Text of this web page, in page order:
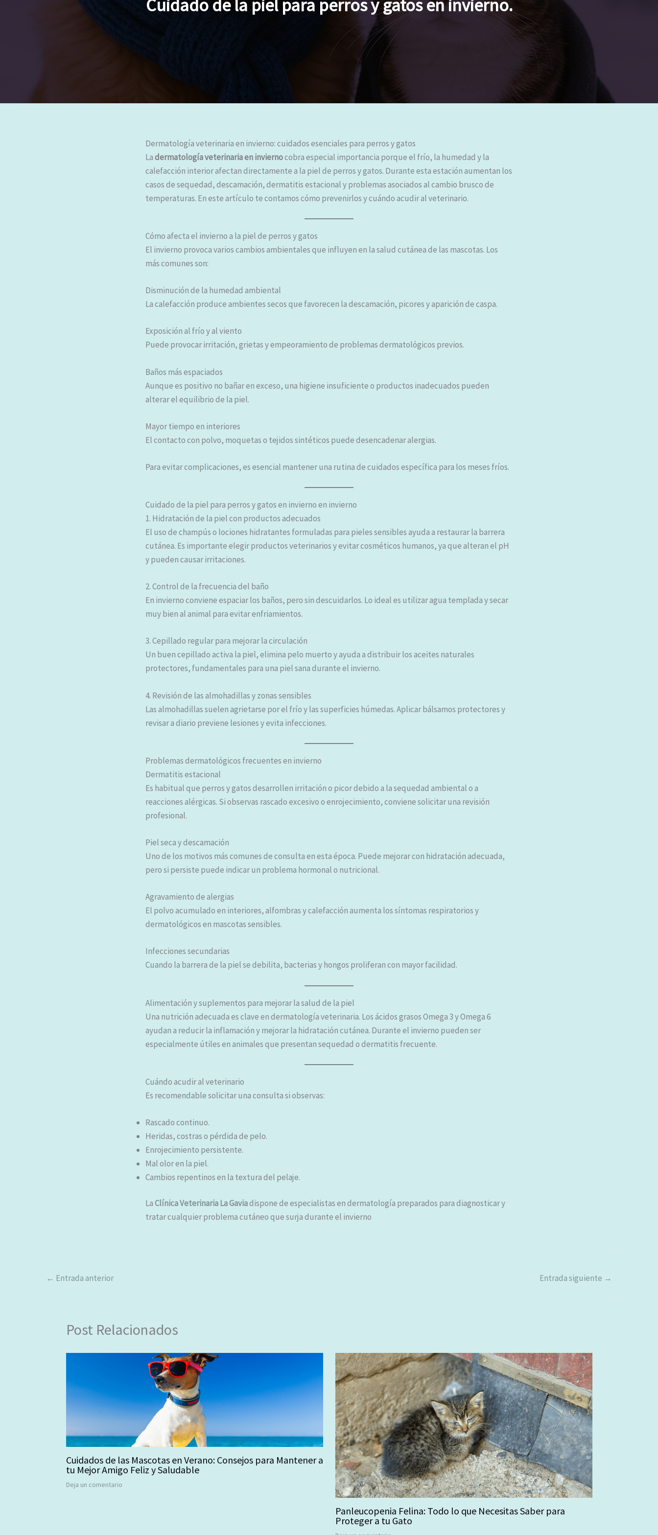
Cuidado de la piel para perros y gatos en invierno.
Dermatología veterinaria en invierno: cuidados esenciales para perros y gatos
Ladermatología veterinaria en inviernocobra especial importancia porque el frío, la humedad y la
calefacción interior afectan directamente a la piel de perros y gatos. Durante esta estación aumentan los
casos de sequedad, descamación, dermatitis estacional y problemas asociados al cambio brusco de
temperaturas. En este artículo te contamos cómo prevenirlos y cuándo acudir al veterinario.
Cómo afecta el invierno a la piel de perros y gatos
El invierno provoca varios cambios ambientales que influyen en la salud cutánea de las mascotas. Los
más comunes son:
Disminución de la humedad ambiental
La calefacción produce ambientes secos que favorecen la descamación, picores y aparición de caspa.
Exposición al frío y al viento
Puede provocar irritación, grietas y empeoramiento de problemas dermatológicos previos.
Baños más espaciados
Aunque es positivo no bañar en exceso, una higiene insuficiente o productos inadecuados pueden
alterar el equilibrio de la piel.
Mayor tiempo en interiores
El contacto con polvo, moquetas o tejidos sintéticos puede desencadenar alergias.
Para evitar complicaciones, es esencial mantener una rutina de cuidados específica para los meses fríos.
Cuidado de la piel para perros y gatos en invierno en invierno
1. Hidratación de la piel con productos adecuados
El uso de champús o lociones hidratantes formuladas para pieles sensibles ayuda a restaurar la barrera
cutánea. Es importante elegir productos veterinarios y evitar cosméticos humanos, ya que alteran el pH
y pueden causar irritaciones.
2. Control de la frecuencia del baño
En invierno conviene espaciar los baños, pero sin descuidarlos. Lo ideal es utilizar agua templada y secar
muy bien al animal para evitar enfriamientos.
3. Cepillado regular para mejorar la circulación
Un buen cepillado activa la piel, elimina pelo muerto y ayuda a distribuir los aceites naturales
protectores, fundamentales para una piel sana durante el invierno.
4. Revisión de las almohadillas y zonas sensibles
Las almohadillas suelen agrietarse por el frío y las superficies húmedas. Aplicar bálsamos protectores y
revisar a diario previene lesiones y evita infecciones.
Problemas dermatológicos frecuentes en invierno
Dermatitis estacional
Es habitual que perros y gatos desarrollen irritación o picor debido a la sequedad ambiental o a
reacciones alérgicas. Si observas rascado excesivo o enrojecimiento, conviene solicitar una revisión
profesional.
Piel seca y descamación
Uno de los motivos más comunes de consulta en esta época. Puede mejorar con hidratación adecuada,
pero si persiste puede indicar un problema hormonal o nutricional.
Agravamiento de alergias
El polvo acumulado en interiores, alfombras y calefacción aumenta los síntomas respiratorios y
dermatológicos en mascotas sensibles.
Infecciones secundarias
Cuando la barrera de la piel se debilita, bacterias y hongos proliferan con mayor facilidad.
Alimentación y suplementos para mejorar la salud de la piel
Una nutrición adecuada es clave en dermatología veterinaria. Los ácidos grasos Omega 3 y Omega 6
ayudan a reducir la inflamación y mejorar la hidratación cutánea. Durante el invierno pueden ser
especialmente útiles en animales que presentan sequedad o dermatitis frecuente.
Cuándo acudir al veterinario
Es recomendable solicitar una consulta si observas:
Rascado continuo.
Heridas, costras o pérdida de pelo.
Enrojecimiento persistente.
Mal olor en la piel.
Cambios repentinos en la textura del pelaje.
LaClínica Veterinaria La Gaviadispone de especialistas en dermatología preparados para diagnosticar y
tratar cualquier problema cutáneo que surja durante el invierno
← Entrada anterior Entrada siguiente →
Post Relacionados
Cuidados de las Mascotas en Verano: Consejos para Mantener a
tu Mejor Amigo Feliz y Saludable
Deja un comentario
Panleucopenia Felina: Todo lo que Necesitas Saber para
Proteger a tu Gato